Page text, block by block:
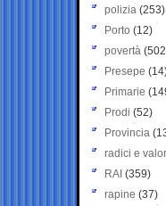
polizia (253)
Porto (12)
povertà
Presepe
Primarie
Prodi (52)
Provincia
radici e
RAI (359)
rapine (37)